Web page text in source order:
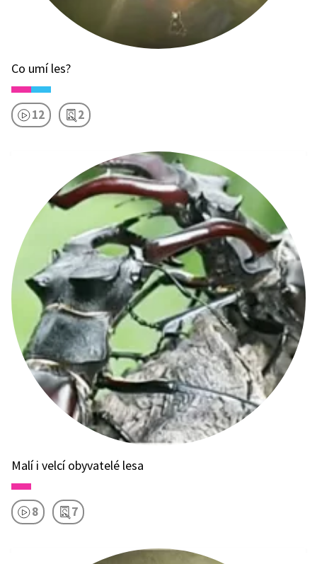
Co umí les?
12 2
Malí i velcí obyvatelé lesa
8 7